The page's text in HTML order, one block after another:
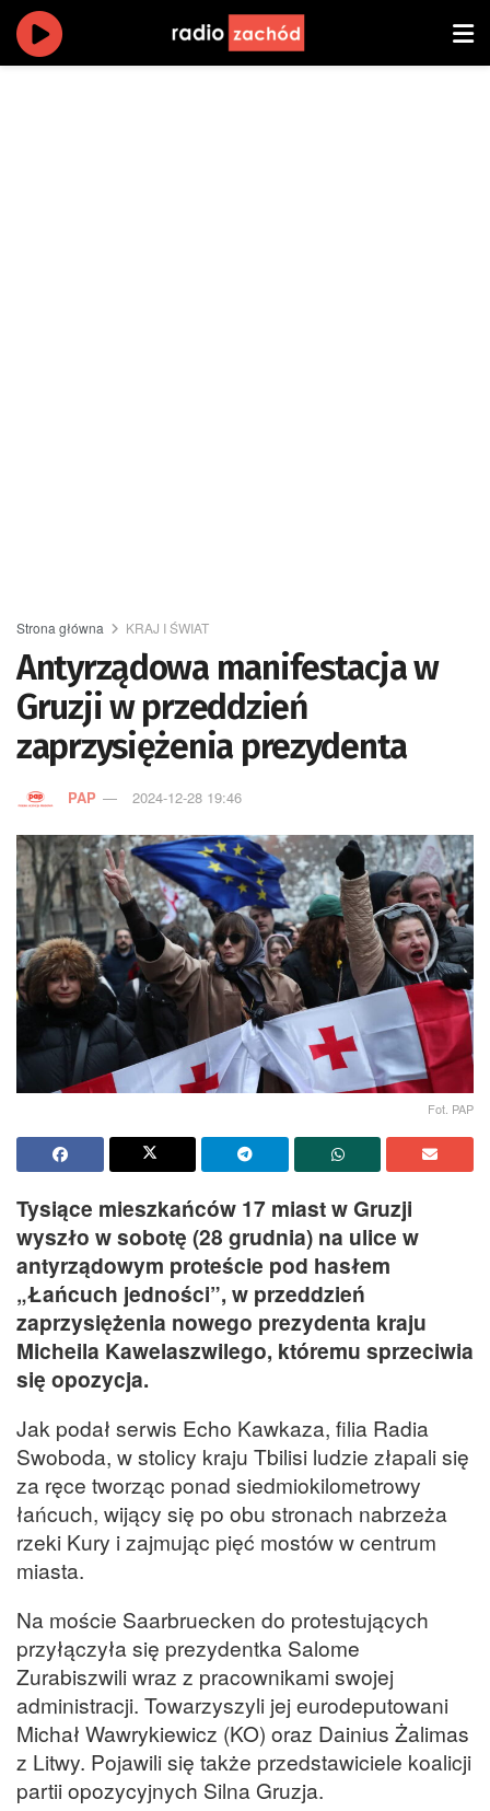
Strona główna KRAJ I ŚWIAT
Antyrządowa manifestacja w
Gruzji w przeddzień
zaprzysiężenia prezydenta
PAP 2024-12-28 19:46
Fot. PAP
Tysiące mieszkańców 17 miast w Gruzji
wyszło w sobotę (28 grudnia) na ulice w
antyrządowym proteście pod hasłem
„Łańcuch jedności”, w przeddzień
zaprzysiężenia nowego prezydenta kraju
Micheila Kawelaszwilego, któremu sprzeciwia
się opozycja.
Jak podał serwis Echo Kawkaza, filia Radia
Swoboda, w stolicy kraju Tbilisi ludzie złapali się
za ręce tworząc ponad siedmiokilometrowy
łańcuch, wijący się po obu stronach nabrzeża
rzeki Kury i zajmując pięć mostów w centrum
miasta.
Na moście Saarbruecken do protestujących
przyłączyła się prezydentka Salome
Zurabiszwili wraz z pracownikami swojej
administracji. Towarzyszyli jej eurodeputowani
Michał Wawrykiewicz (KO) oraz Dainius Żalimas
z Litwy. Pojawili się także przedstawiciele koalicji
partii opozycyjnych Silna Gruzja.